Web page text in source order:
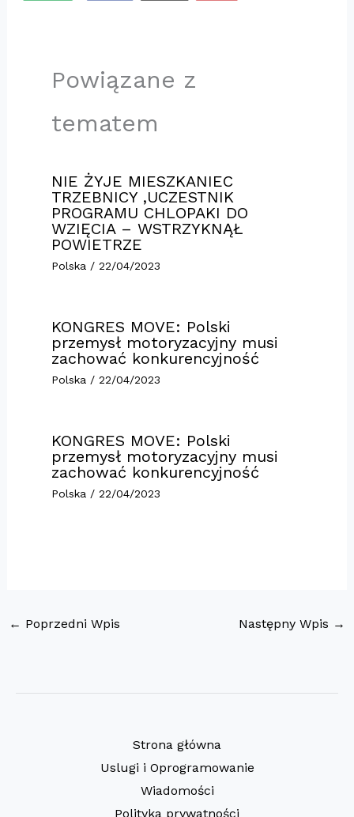
Powiązane z
tematem
NIE ŻYJE MIESZKANIEC
TRZEBNICY ,UCZESTNIK
PROGRAMU CHLOPAKI DO
WZIĘCIA – WSTRZYKNĄŁ
POWIETRZE
Polska/ 22/04/2023
KONGRES MOVE: Polski
przemysł motoryzacyjny musi
zachować konkurencyjność
Polska/ 22/04/2023
KONGRES MOVE: Polski
przemysł motoryzacyjny musi
zachować konkurencyjność
Polska/ 22/04/2023
← Poprzedni Wpis Następny Wpis →
Strona główna
Uslugi i Oprogramowanie
Wiadomości
Polityka prywatności